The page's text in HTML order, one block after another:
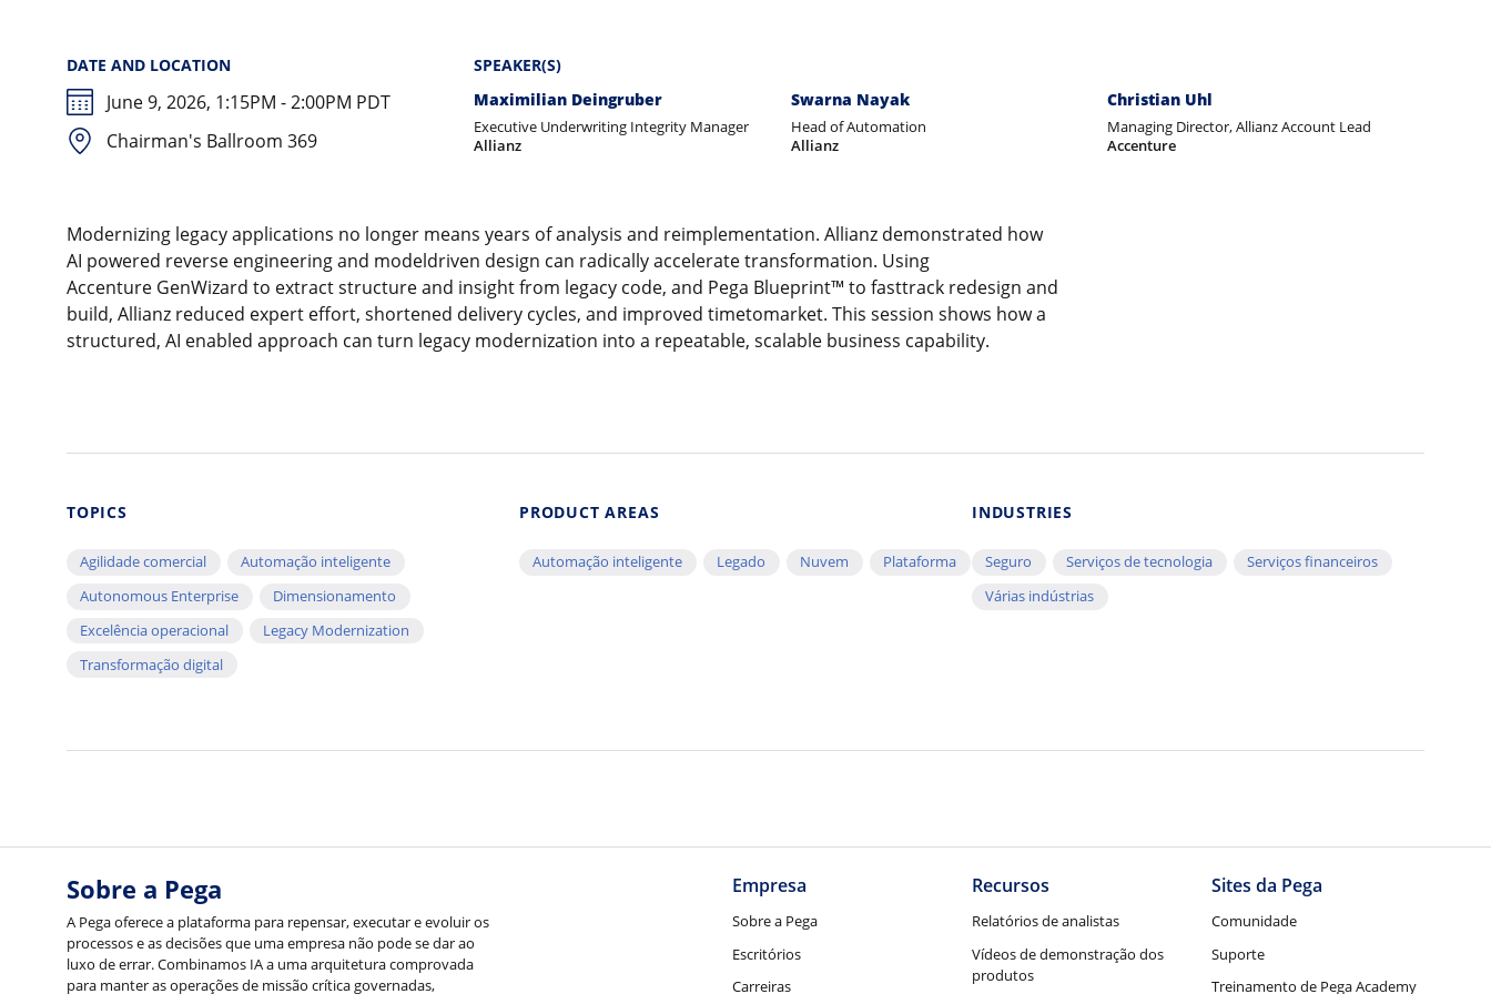
DATE AND LOCATION
June 9, 2026, 1:15PM - 2:00PM PDT
Chairman's Ballroom 369
SPEAKER(S)
Maximilian Deingruber
Executive Underwriting Integrity Manager
Allianz
Swarna Nayak
Head of Automation
Allianz
Christian Uhl
Managing Director, Allianz Account Lead
Accenture
Modernizing legacy applications no longer means years of analysis and reimplementation. Allianz demonstrated how
AI powered reverse engineering and modeldriven design can radically accelerate transformation. Using
Accenture GenWizard to extract structure and insight from legacy code, and Pega Blueprint™ to fasttrack redesign and
build, Allianz reduced expert effort, shortened delivery cycles, and improved timetomarket. This session shows how a
structured, AI enabled approach can turn legacy modernization into a repeatable, scalable business capability.
TOPICS
Agilidade comercial
Automação inteligente
Autonomous Enterprise
Dimensionamento
Excelência operacional
Legacy Modernization
Transformação digital
PRODUCT AREAS
Automação inteligente Legado Nuvem Plataforma
INDUSTRIES
Seguro Serviços de tecnologia
Serviços financeiros
Várias indústrias
Sobre a Pega
A Pega oferece a plataforma para repensar, executar e evoluir os
processos e as decisões que uma empresa não pode se dar ao
luxo de errar. Combinamos IA a uma arquitetura comprovada
para manter as operações de missão crítica governadas,
Empresa
Sobre a Pega
Escritórios
Carreiras
Recursos
Relatórios de analistas
Vídeos de demonstração dos
produtos
Sites da Pega
Comunidade
Suporte
Treinamento de Pega Academy